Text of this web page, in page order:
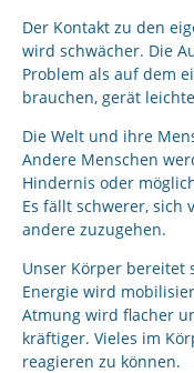
Der Kontakt zu den
wird schwächer. Die
Problem als auf dem
brauchen, gerät
Die Welt und ihre
Andere Menschen
Hindernis oder
Es fällt schwerer,
andere zuzugehen.
Unser Körper bereitet
Energie wird
Atmung wird flacher
kräftiger. Vieles im
reagieren zu können.